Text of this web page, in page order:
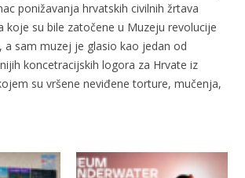
ponižavanja hrvatskih civilnih žrtava
koje su bile zatočene u Muzeju revolucije
a sam muzej je glasio kao jedan od
koncetracijskih logora za Hrvate iz
su vršene neviđene torture, mučenja,